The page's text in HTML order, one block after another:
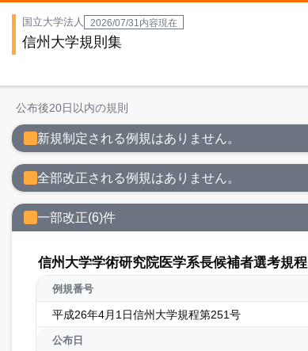
国立大学法人 2026/07/31内容現在
信州大学規則集
公布後20日以内の規則
新規制定される例規はありません。
全部改正される例規はありません。
一部改正(6)件
信州大学学術研究院医学系長候補者選考規程
例規番号
平成26年4月1日信州大学規程第251号
公布日